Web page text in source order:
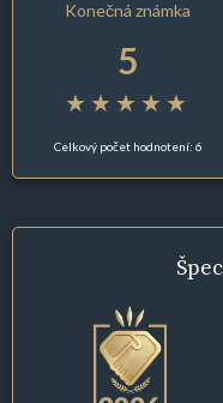
Konečná známka
5
Celkový počet hodnotení: 6